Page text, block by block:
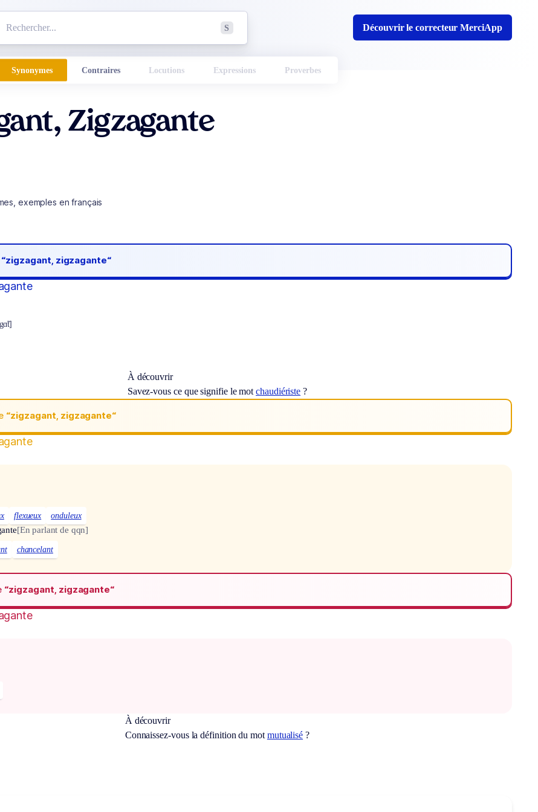
S Découvrir le correcteur MerciApp
Synonymes Contraires Locutions Expressions Proverbes
Zigzagante
exemples en français
“zigzagant, zigzagante“
À découvrir
Savez-vous ce que signifie le motchaudiériste ?
“zigzagant, zigzagante“
flexueux onduleux
[En parlant de qqn]
chancelant
“zigzagant, zigzagante“
À découvrir
Connaissez-vous la définition du mot mutualisé ?